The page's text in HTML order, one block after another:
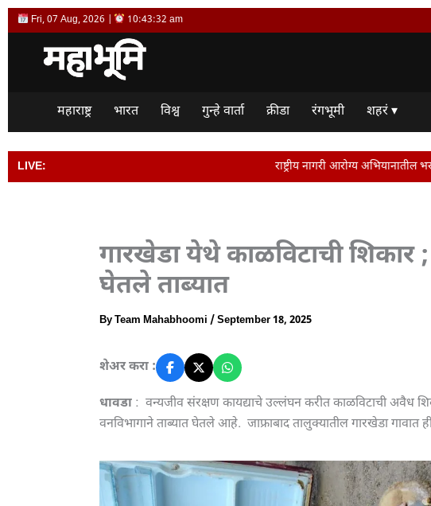
Skip
to
Fri, 07 Aug, 2026 | 10:43:33 am
महाराष्ट्र भारत विश्व गुन्हे वार्ता क्रीडा रंगभूमी शहरं ▾
LIVE: राष्ट्रीय नागरी आरोग्य अभियानातील भरती प्रक्रिया रद्द ;
गारखेडा येथे काळविटाची शिकार
घेतले ताब्यात
ByTeam Mahabhoomi /September 18, 2025
शेअर करा :
धावडा : वन्यजीव संरक्षण कायद्याचे उल्लंघन करीत काळविटाची अवैध
वनविभागाने ताब्यात घेतले आहे. जाफ्राबाद तालुक्यातील गारखेडा गावात